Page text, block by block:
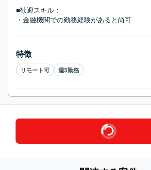
■歓迎スキル：
・金融機関での勤務経験があると尚可
特徴
リモート可 週5勤務